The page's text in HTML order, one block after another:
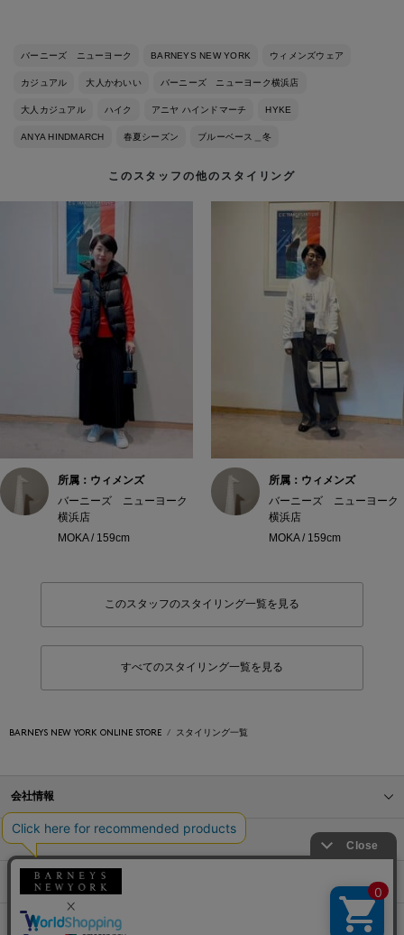
バーニーズ ニューヨーク BARNEYS NEW YORK ウィメンズウェア
カジュアル 大人かわいい バーニーズ ニューヨーク横浜店
大人カジュアル ハイク アニヤ ハインドマーチ HYKE
ANYA HINDMARCH 春夏シーズン ブルーベース＿冬
このスタッフの他のスタイリング
所属：ウィメンズ
バーニーズ ニューヨーク
横浜店
MOKA / 159cm
所属：ウィメンズ
バーニーズ ニューヨーク
横浜店
MOKA / 159cm
このスタッフのスタイリング一覧を見る
すべてのスタイリング一覧を見る
BARNEYS NEW YORK ONLINE STORE スタイリング一覧
会社情報
オンラインストアショッピングガイド
店舗情報
サービス